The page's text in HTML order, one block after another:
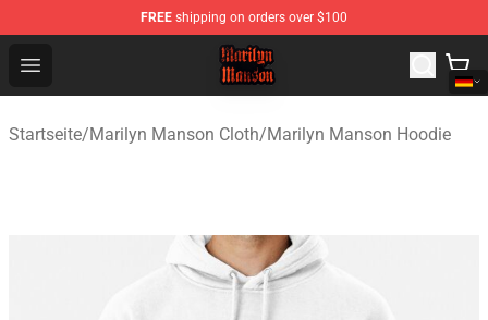
FREE shipping on orders over $100
Open menu
Marilyn Manson Shop - Official Marilyn Manson
Startseite/Marilyn Manson Cloth/Marilyn Manson Hoodie